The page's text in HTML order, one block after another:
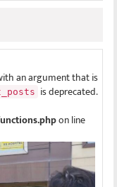
an argument that is
is deprecated.
on line